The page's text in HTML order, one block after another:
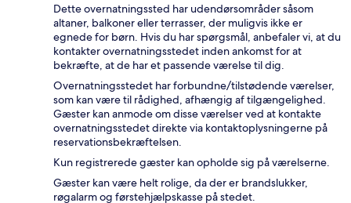
Dette overnatningssted har udendørsområder såsom
altaner, balkoner eller terrasser, der muligvis ikke er
egnede for børn. Hvis du har spørgsmål, anbefaler vi, at du
kontakter overnatningsstedet inden ankomst for at
bekræfte, at de har et passende værelse til dig.
Overnatningsstedet har forbundne/tilstødende værelser,
som kan være til rådighed, afhængig af tilgængelighed.
Gæster kan anmode om disse værelser ved at kontakte
overnatningsstedet direkte via kontaktoplysningerne på
reservationsbekræftelsen.
Kun registrerede gæster kan opholde sig på værelserne.
Gæster kan være helt rolige, da der er brandslukker,
røgalarm og førstehjælpskasse på stedet.